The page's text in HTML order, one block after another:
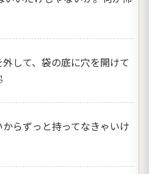
して、袋の底に穴を開けて
らずっと持ってなきゃいけ